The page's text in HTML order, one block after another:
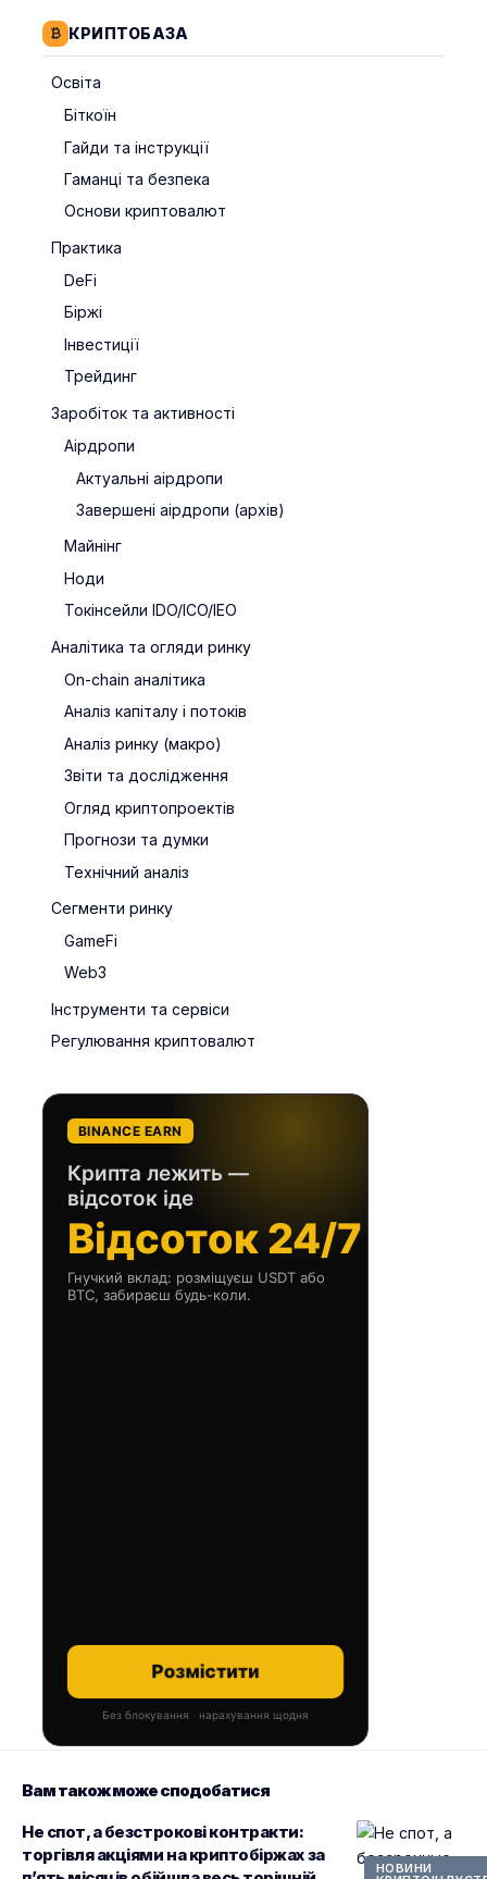
КРИПТОБАЗА
Освіта
Біткоїн
Гайди та інструкції
Гаманці та безпека
Основи криптовалют
Практика
DeFi
Біржі
Інвестиції
Трейдинг
Заробіток та активності
Аірдропи
Актуальні аірдропи
Завершені аірдропи (архів)
Майнінг
Ноди
Токінсейли IDO/ICO/IEO
Аналітика та огляди ринку
On-chain аналітика
Аналіз капіталу і потоків
Аналіз ринку (макро)
Звіти та дослідження
Огляд криптопроектів
Прогнози та думки
Технічний аналіз
Сегменти ринку
GameFi
Web3
Інструменти та сервіси
Регулювання криптовалют
BINANCE EARN
Крипта лежить —
відсоток іде
Відсоток 24/7
Гнучкий вклад: розміщуєш USDT або
BTC, забираєш будь-коли.
Розмістити
Без блокування · нарахування щодня
Вам також може сподобатися
НОВИНИ
Не спот, а безстрокові контракти:
торгівля акціями на криптобіржах за